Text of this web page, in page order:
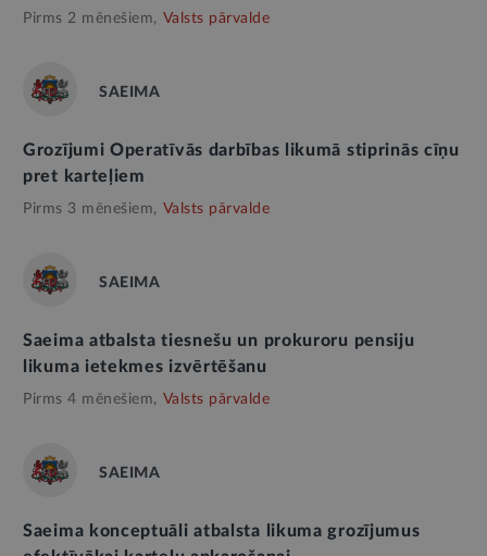
Pirms 2 mēnešiem, Valsts pārvalde
SAEIMA
Grozījumi Operatīvās darbības likumā stiprinās cīņu
pret karteļiem
Pirms 3 mēnešiem, Valsts pārvalde
SAEIMA
Saeima atbalsta tiesnešu un prokuroru pensiju
likuma ietekmes izvērtēšanu
Pirms 4 mēnešiem, Valsts pārvalde
SAEIMA
Saeima konceptuāli atbalsta likuma grozījumus